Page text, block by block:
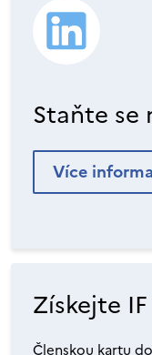
Staňte se
Více
Získejte IF
Členskou kartu